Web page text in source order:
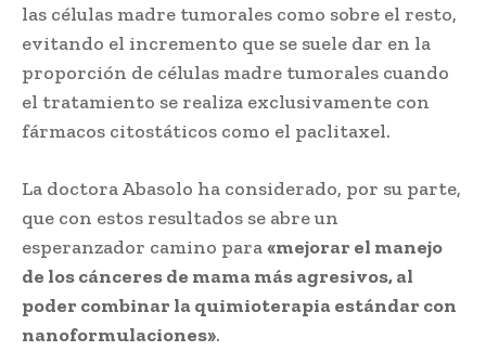
las células madre tumorales como sobre el resto,
evitando el incremento que se suele dar en la
proporción de células madre tumorales cuando
el tratamiento se realiza exclusivamente con
fármacos citostáticos como el paclitaxel.
La doctora Abasolo ha considerado, por su parte,
que con estos resultados se abre un
esperanzador camino para«mejorar el manejo
de los cánceres de mama más agresivos, al
poder combinar la quimioterapia estándar con
nanoformulaciones».